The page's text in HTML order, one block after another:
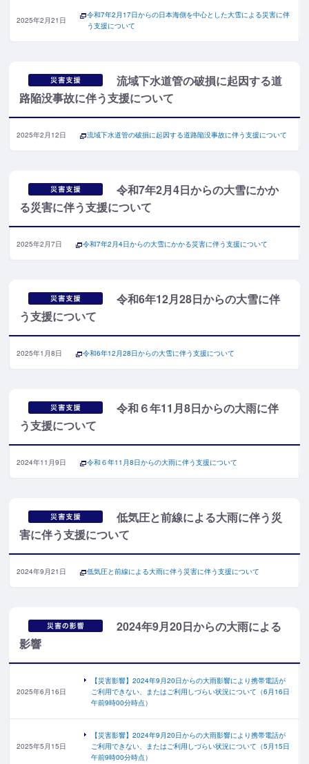
2025年2月21日
令和7年2月17日からの日本海側を中心とした大雪による災害に伴
う支援について
流域下水道管の破損に起因する道
路陥没事故に伴う支援について
2025年2月12日 流域下水道管の破損に起因する道路陥没事故に伴う支援について
令和7年2月4日からの大雪にかか
る災害に伴う支援について
2025年2月7日 令和7年2月4日からの大雪にかかる災害に伴う支援について
令和6年12月28日からの大雪に伴
う支援について
2025年1月8日 令和6年12月28日からの大雪に伴う支援について
令和６年11月8日からの大雨に伴
う支援について
2024年11月9日 令和６年11月8日からの大雨に伴う支援について
低気圧と前線による大雨に伴う災
害に伴う支援について
2024年9月21日 低気圧と前線による大雨に伴う災害に伴う支援について
2024年9月20日からの大雨による
影響
2025年6月16日
【災害影響】2024年9月20日からの大雨影響により携帯電話が
ご利用できない、またはご利用しづらい状況について（6月16日
午前9時00分時点）
2025年5月15日
【災害影響】2024年9月20日からの大雨影響により携帯電話が
ご利用できない、またはご利用しづらい状況について（5月15日
午前9時00分時点）